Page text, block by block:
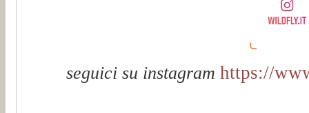
seguici su instagram https://